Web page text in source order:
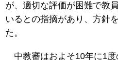
が、適切な評価が困難で教
いるとの指摘があり、方針
た。
中教審はおよそ10年に1度